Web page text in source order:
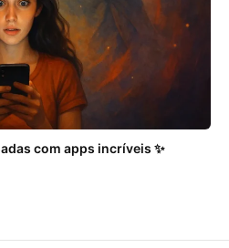
com apps incríveis ✨